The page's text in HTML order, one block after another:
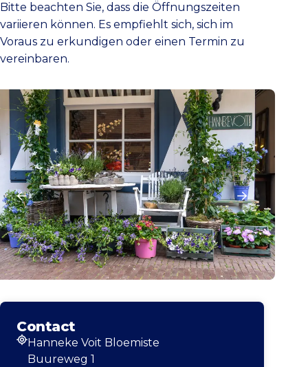
Bitte beachten Sie, dass die Öffnungszeiten
variieren können. Es empfiehlt sich, sich im
Voraus zu erkundigen oder einen Termin zu
vereinbaren.
Contact
Adresse
Hanneke Voit Bloemiste
Buureweg 1